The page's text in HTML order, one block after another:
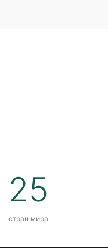
25
стран мира